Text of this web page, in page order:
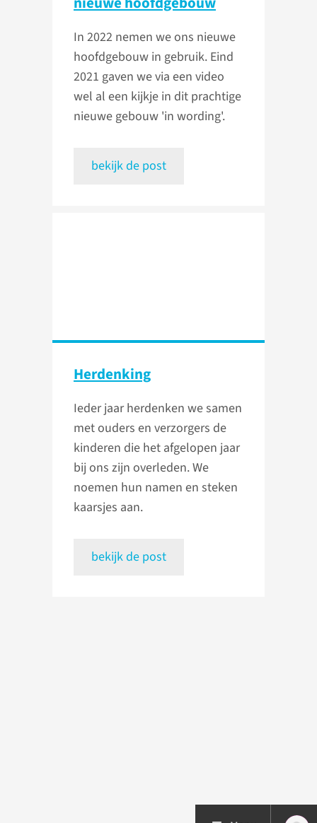
In 2022 nemen we ons nieuwe
hoofdgebouw in gebruik. Eind
2021 gaven we via een video
wel al een kijkje in dit prachtige
nieuwe gebouw 'in wording'.
bekijk de post
Herdenking
Ieder jaar herdenken we samen
met ouders en verzorgers de
kinderen die het afgelopen jaar
bij ons zijn overleden. We
noemen hun namen en steken
kaarsjes aan.
bekijk de post